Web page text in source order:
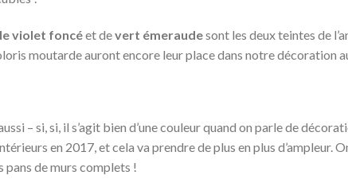
violet foncéet devert émeraudesont les deux teintes de
moutarde auront encore leur place dans notre décoration
– si, si, il s’agit bien d’une couleur quand on parle de
en 2017, et cela va prendre de plus en plus d’ampleur.
pans de murs complets !